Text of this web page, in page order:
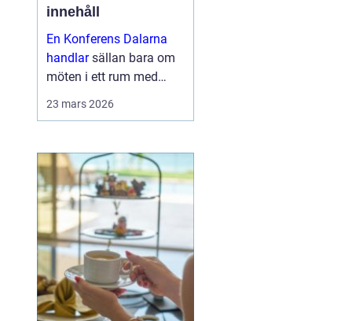
innehåll
En Konferens Dalarna
handlarsällan bara om
möten i ett rum med
människor faktiskt
hinner mötas, tänka klart
och bygga relatio...
23 mars 2026